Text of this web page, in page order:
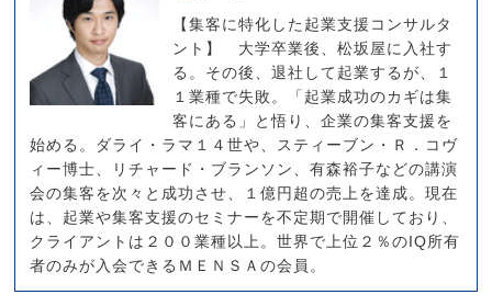
【集客に特化した起業支援コンサルタ
ント】 大学卒業後、松坂屋に入社す
る。その後、退社して起業するが、１
１業種で失敗。「起業成功のカギは集
客にある」と悟り、企業の集客支援を
始める。ダライ・ラマ１４世や、スティーブン・Ｒ．コヴ
ィー博士、リチャード・ブランソン、有森裕子などの講演
会の集客を次々と成功させ、１億円超の売上を達成。現在
は、起業や集客支援のセミナーを不定期で開催しており、
クライアントは２００業種以上。世界で上位２％のIQ所有
者のみが入会できるＭＥＮＳＡの会員。